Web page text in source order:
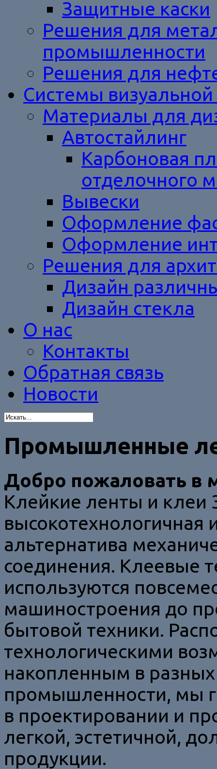
Защитные каски
Решения для
промышленности
Решения для
Системы
Материалы для
Автостайлинг
Карбоновая
отделочного
Вывески
Оформление
Оформление
Решения для
Дизайн
Дизайн стекла
О нас
Контакты
Обратная связь
Новости
Промышленные
Добро пожаловать в
Клейкие ленты и
высокотехнологичная
альтернатива
соединения. Клеевые
используются
машиностроения до
бытовой техники.
технологическими
накопленным в разных
промышленности, мы
в проектировании и
легкой, эстетичной,
продукции.